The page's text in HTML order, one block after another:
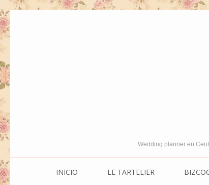
al
la
Wedding planner en
INICIO LE TARTELIER